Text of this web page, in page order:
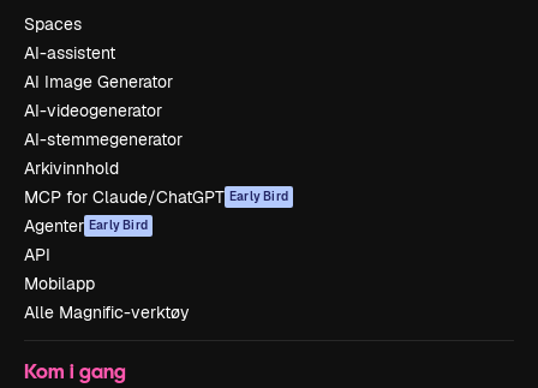
Spaces
AI-assistent
AI Image Generator
AI-videogenerator
AI-stemmegenerator
Arkivinnhold
MCP for Claude/ChatGPT Early Bird
Agenter Early Bird
API
Mobilapp
Alle Magnific-verktøy
Kom i gang